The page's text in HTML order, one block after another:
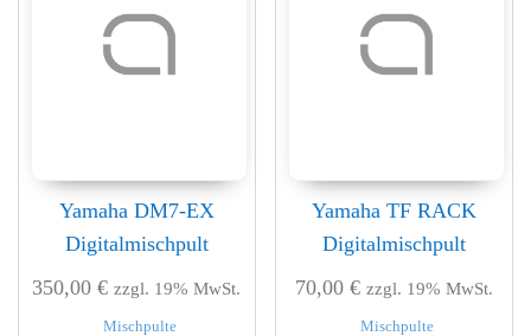
Yamaha DM7-EX
Digitalmischpult
350,00€ zzgl. 19% MwSt.
Mischpulte
Yamaha TF RACK
Digitalmischpult
70,00€ zzgl. 19% MwSt.
Mischpulte